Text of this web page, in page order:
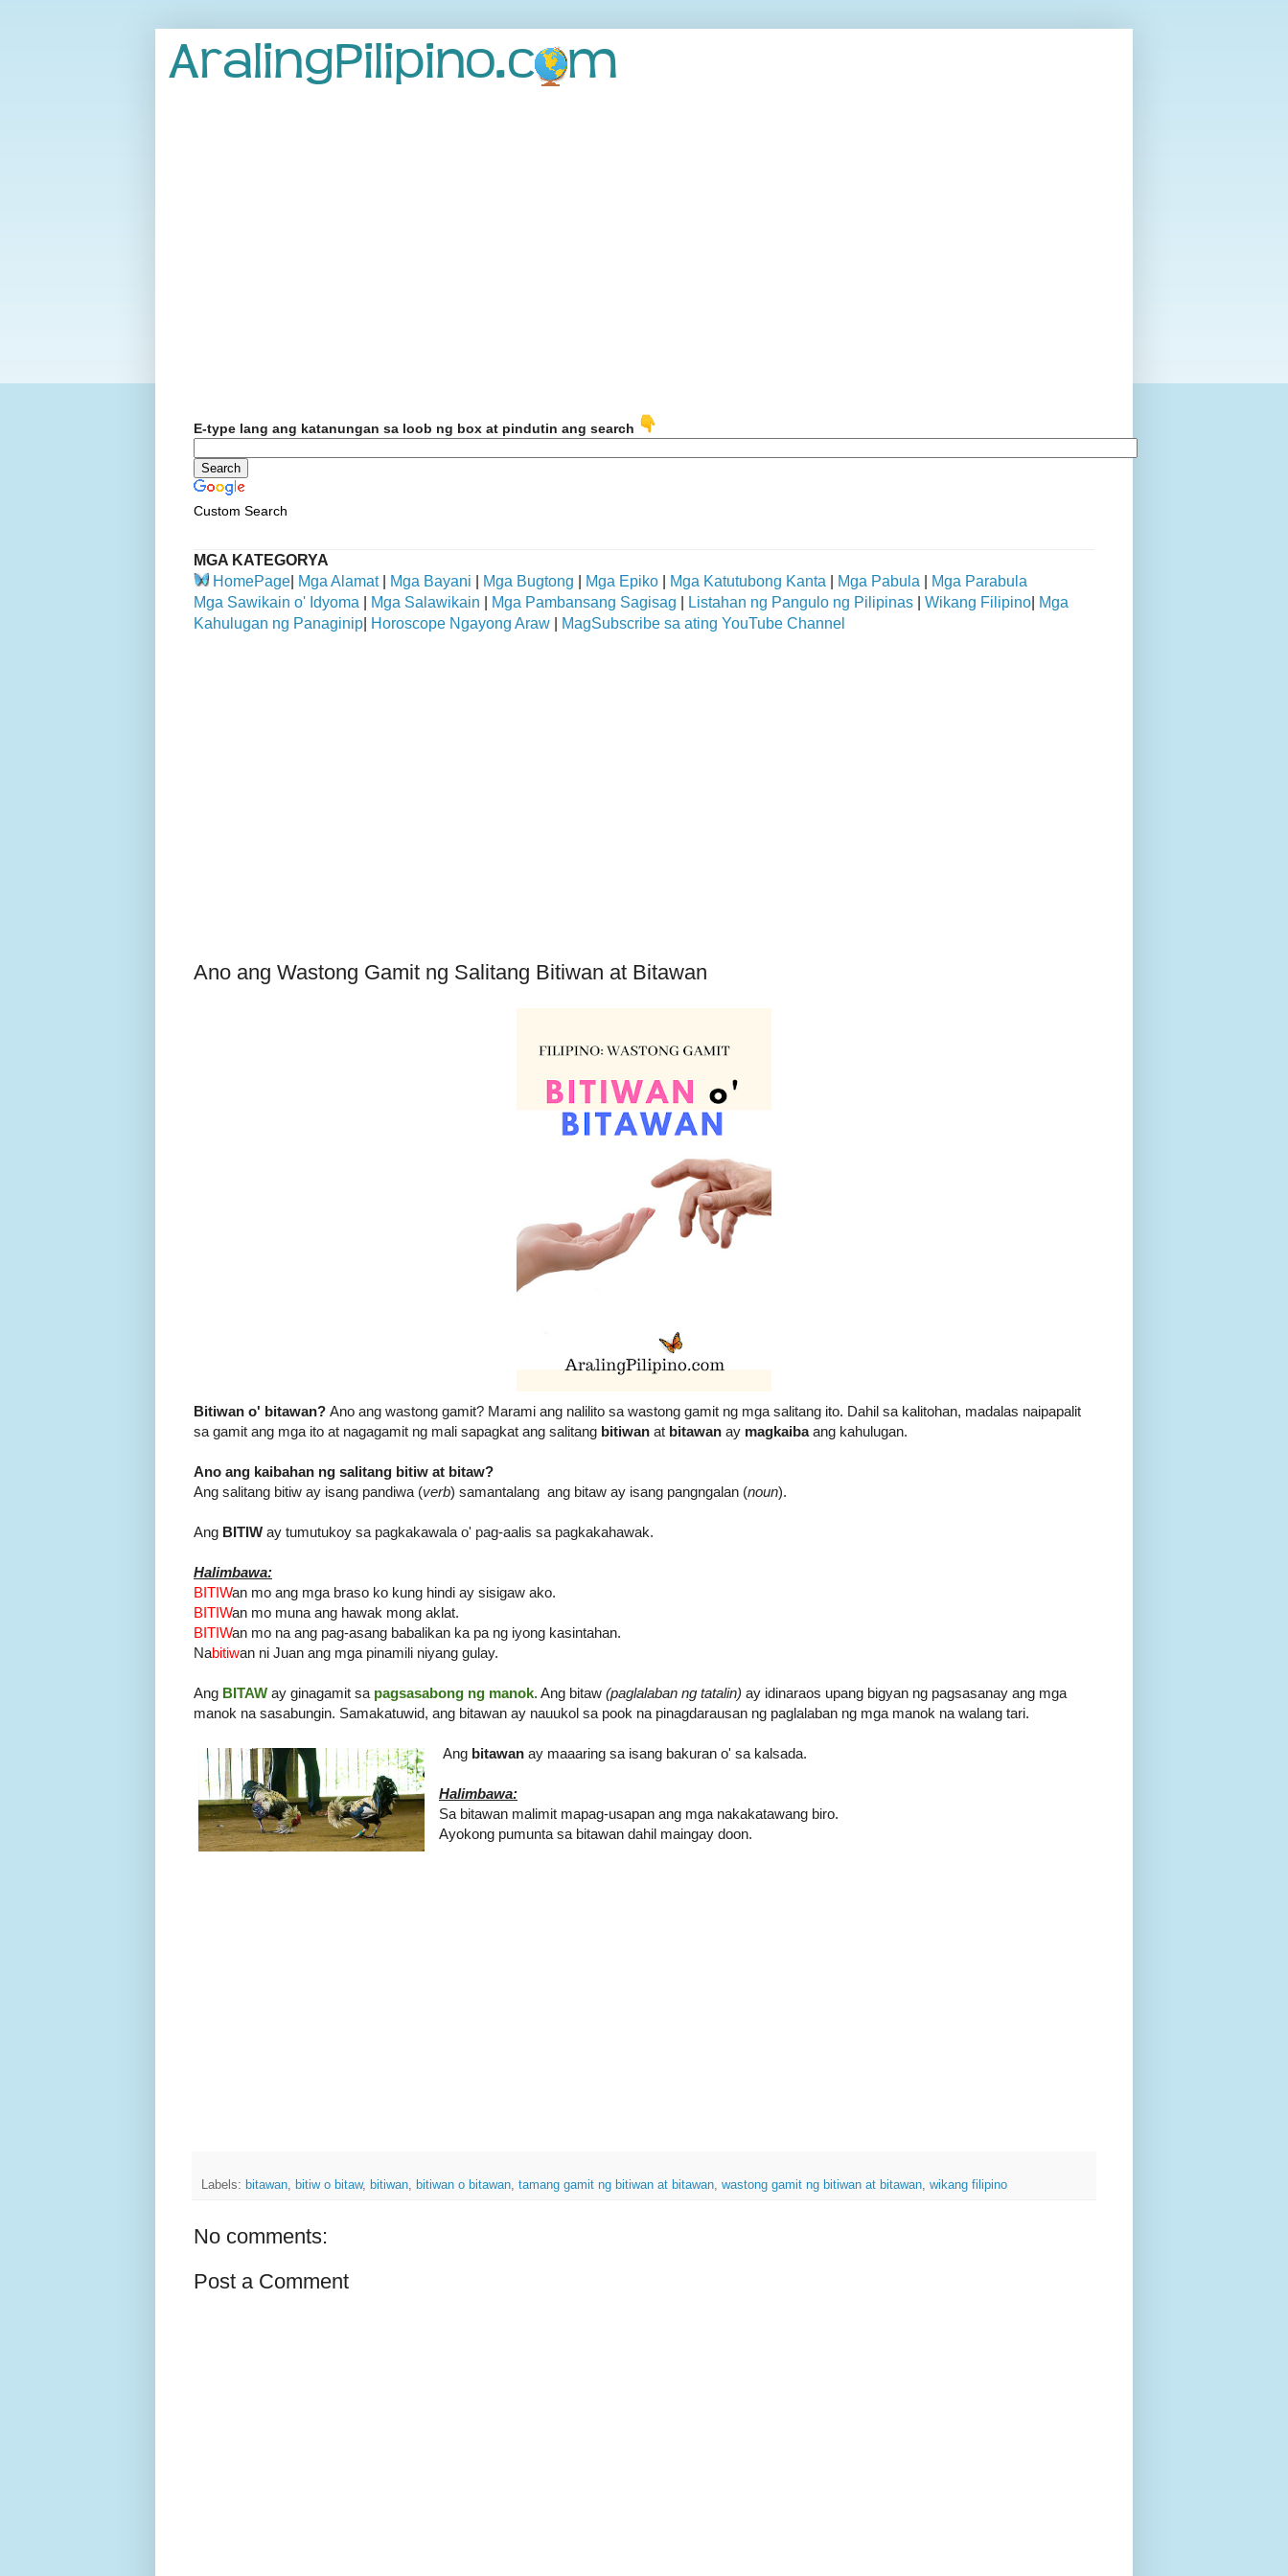
E-type lang ang katanungan sa loob ng box at pindutin ang search
Custom Search
MGA KATEGORYA
HomePage Mga Alamat| Mga Bayani Mga Bugtong Mga Epiko Mga Katutubong Kanta Mga Pabula
Mga Parabula
Mga Sawikain o' Idyoma
Mga Salawikain Mga Pambansang Sagisag Listahan ng Pangulo ng Pilipinas Wikang Filipino Mga
Kahulugan ng Panaginip Horoscope Ngayong Araw MagSubscribe sa ating YouTube Channel
Ano ang Wastong Gamit ng Salitang Bitiwan at Bitawan
Bitiwan o' bitawan? Ano ang wastong gamit? Marami ang nalilito sa wastong gamit ng mga salitang ito. Dahil sa kalitohan, madalas naipapalit
sa gamit ang mga ito at nagagamit ng mali sapagkat ang salitang bitiwan at bitawan ay magkaibaang kahulugan.
Ano ang kaibahan ng salitang bitiw at bitaw?
Ang salitang bitiw ay isang pandiwa (verb) samantalang ang bitaw ay isang pangngalan (noun).
Ang BITIW ay tumutukoy sa pagkakawala o' pag-aalis sa pagkakahawak.
Halimbawa:
BITIWan mo ang mga braso ko kung hindi ay sisigaw ako.
BITIWan mo muna ang hawak mong aklat.
BITIWan mo na ang pag-asang babalikan ka pa ng iyong kasintahan.
Nabitiwan ni Juan ang mga pinamili niyang gulay.
Ang BITAW ay ginagamit sa pagsasabong ng manok. Ang bitaw (paglalaban ng tatalin) ay idinaraos upang bigyan ng pagsasanay ang mga
manok na sasabungin. Samakatuwid, ang bitawan ay nauukol sa pook na pinagdarausan ng paglalaban ng mga manok na walang tari.
Ang bitawan ay maaaring sa isang bakuran o' sa kalsada.
Halimbawa:
Sa bitawan malimit mapag-usapan ang mga nakakatawang biro.
Ayokong pumunta sa bitawan dahil maingay doon.
Labels: bitawan, bitiw o bitaw, bitiwan, bitiwan o bitawan, tamang gamit ng bitiwan at bitawan, wastong gamit ng bitiwan at bitawan, wikang filipino
No comments:
Post a Comment